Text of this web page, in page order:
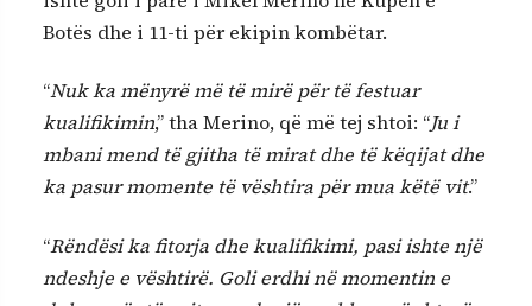
Botës dhe i 11-ti për ekipin kombëtar.
“Nuk ka mënyrë më të mirë për të festuar
kualifikimin,” tha Merino, që më tej shtoi: “Ju i
mbani mend të gjitha të mirat dhe të këqijat dhe
ka pasur momente të vështira për mua këtë vit.”
“Rëndësi ka fitorja dhe kualifikimi, pasi ishte një
ndeshje e vështirë. Goli erdhi në momentin e